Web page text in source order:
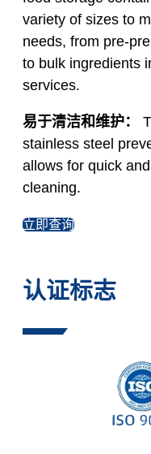
variety of sizes to
needs, from pre-
to bulk ingredients
services.
易于清洁和维护：
stainless steel
allows for quick
cleaning.
立即查询
认证标志